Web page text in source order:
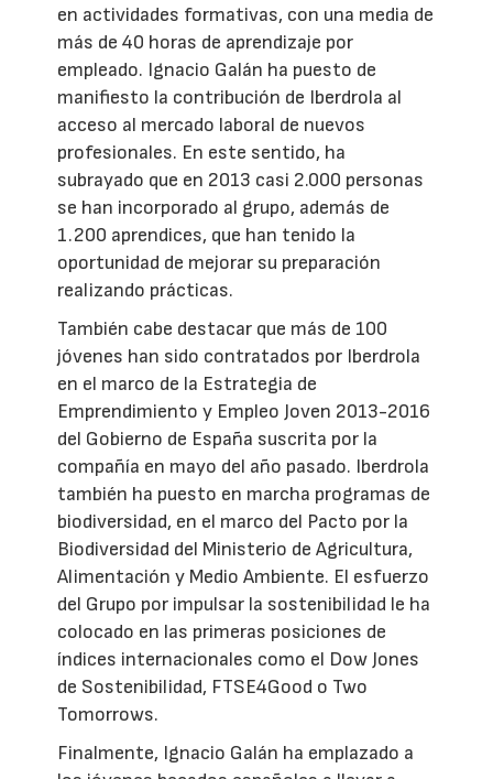
en actividades formativas, con una media de
más de 40 horas de aprendizaje por
empleado. Ignacio Galán ha puesto de
manifiesto la contribución de Iberdrola al
acceso al mercado laboral de nuevos
profesionales. En este sentido, ha
subrayado que en 2013 casi 2.000 personas
se han incorporado al grupo, además de
1.200 aprendices, que han tenido la
oportunidad de mejorar su preparación
realizando prácticas.
También cabe destacar que más de 100
jóvenes han sido contratados por Iberdrola
en el marco de la Estrategia de
Emprendimiento y Empleo Joven 2013-2016
del Gobierno de España suscrita por la
compañía en mayo del año pasado. Iberdrola
también ha puesto en marcha programas de
biodiversidad, en el marco del Pacto por la
Biodiversidad del Ministerio de Agricultura,
Alimentación y Medio Ambiente. El esfuerzo
del Grupo por impulsar la sostenibilidad le ha
colocado en las primeras posiciones de
índices internacionales como el Dow Jones
de Sostenibilidad, FTSE4Good o Two
Tomorrows.
Finalmente, Ignacio Galán ha emplazado a